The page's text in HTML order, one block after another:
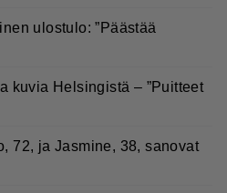
ulostulo: ”Päästää
kuvia Helsingistä – ”Puitteet
72, ja Jasmine, 38, sanovat